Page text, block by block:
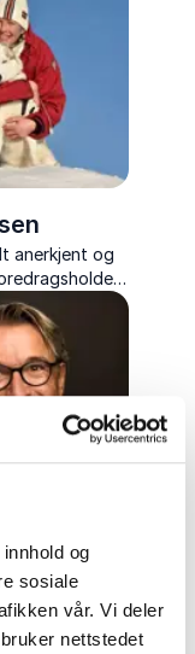
og
sosiale
vår. Vi deler
nettstedet
på jobb!
anerkjent og
og
om ledelse og
er tidligere
og en